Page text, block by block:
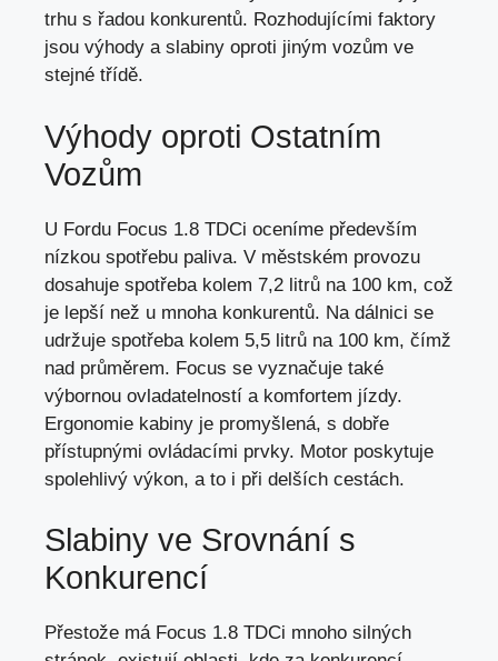
trhu s řadou konkurentů. Rozhodujícími faktory
jsou výhody a slabiny oproti jiným vozům ve
stejné třídě.
Výhody oproti Ostatním
Vozům
U Fordu Focus 1.8 TDCi oceníme především
nízkou spotřebu paliva. V městském provozu
dosahuje spotřeba kolem 7,2 litrů na 100 km, což
je lepší než u mnoha konkurentů. Na dálnici se
udržuje spotřeba kolem 5,5 litrů na 100 km, čímž
nad průměrem. Focus se vyznačuje také
výbornou ovladatelností a komfortem jízdy.
Ergonomie kabiny je promyšlená, s dobře
přístupnými ovládacími prvky. Motor poskytuje
spolehlivý výkon, a to i při delších cestách.
Slabiny ve Srovnání s
Konkurencí
Přestože má Focus 1.8 TDCi mnoho silných